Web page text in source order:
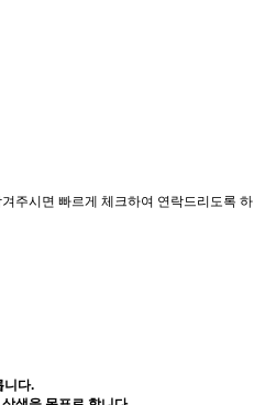
주시면 빠르게 체크하여 연락드리도록 하
니다.